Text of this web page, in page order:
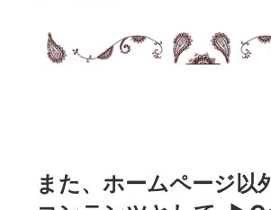
また、ホームページ以